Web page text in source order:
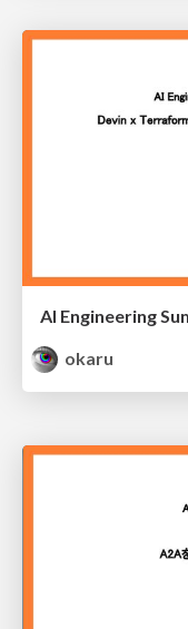
AI Engineering
okaru